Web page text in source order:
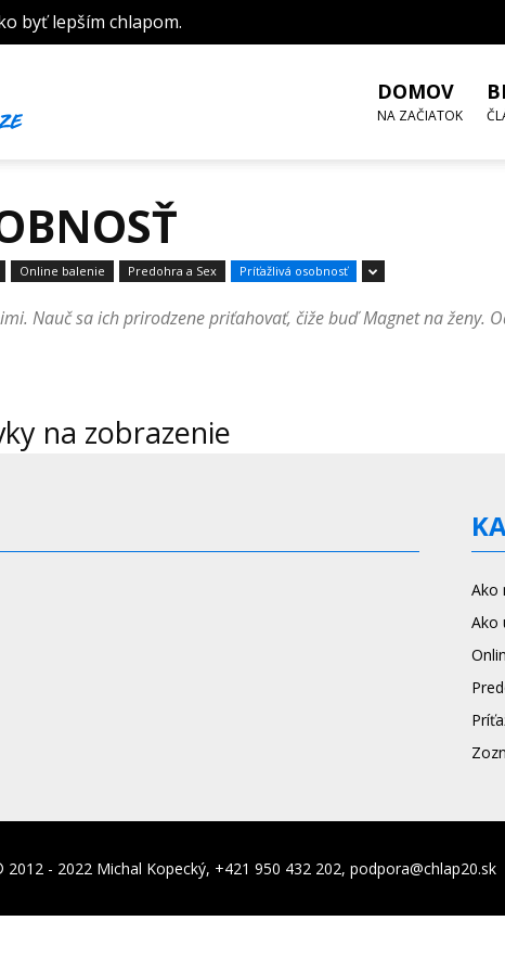
byť lepším chlapom.
DOMOV
NA ZAČIATOK
Online balenie Predohra a Sex Príťažlivá osobnosť
Nauč sa ich prirodzene priťahovať, čiže buď Magnet na ženy.
na zobrazenie
Ako
Ako
2012 - 2022 Michal Kopecký, +421 950 432 202, podpora@chlap20.sk